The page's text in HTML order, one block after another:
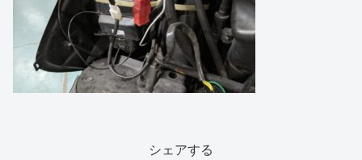
シェアする